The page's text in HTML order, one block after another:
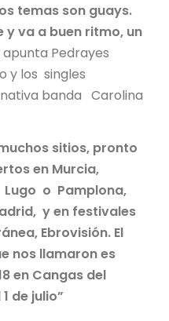
temas son guays.
y va a buen ritmo, un
apunta Pedrayes
y los singles
banda Carolina
sitios, pronto
en Murcia,
o Pamplona,
y en festivales
Ebrovisión. El
nos llamaron es
en Cangas del
de julio”